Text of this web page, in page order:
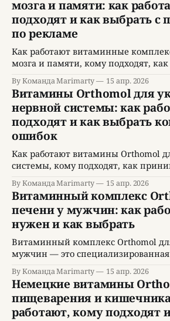
мозга и памяти: как
подходят и как выбрать с
по рекламе
Как работают витаминные
мозга и памяти, кому подходят,
каким критериям выбирать.
By Команда Marimarty 15 апр. 2026
Витамины Orthomol для
нервной системы: как
подходят и как выбрать
ошибок
Как работают витамины Orthomol
системы, кому подходят, как
критериям выбирать комплекс.
By Команда Marimarty 15 апр. 2026
Витаминный комплекс
печени у мужчин: как
нужен и как выбрать
Витаминный комплекс Orthomol
мужчин — это
поддержки метаболизма,
функций печени. Подходит при
несбалансированном питании, но
лечение и диагностику.
By Команда Marimarty 15 апр. 2026
Немецкие витамины
пищеварения и
работают, кому подходят